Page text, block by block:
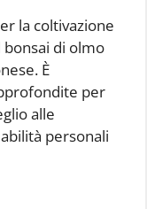
la coltivazione
bonsai di olmo
È
per
alle
personali